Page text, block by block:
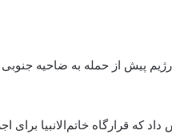
این رژیم پیش از حمله به ضاحیه
که قرارگاه خاتم‌الانبیا برای